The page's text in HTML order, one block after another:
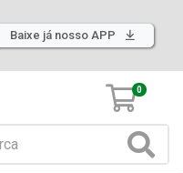
Baixe já nosso APP
0